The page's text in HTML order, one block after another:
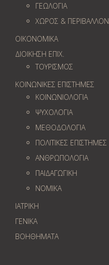
ΓΕΩΛOΓΙΑ
ΧΩΡΟΣ & ΠΕΡΙΒΑΛΛΟΝ
ΟΙΚΟΝΟΜΙΚΑ
ΔΙΟΙΚΗΣΗ ΕΠΙΧ.
ΤΟΥΡΙΣΜΟΣ
ΚΟΙΝΩΝΙΚΕΣ ΕΠΙΣΤΗΜΕΣ
ΚΟΙΝΩΝΙΟΛΟΓΙΑ
ΨΥΧΟΛΟΓΙΑ
ΜΕΘΟΔΟΛΟΓΙΑ
ΠΟΛΙΤΙΚΕΣ ΕΠΙΣΤΗΜΕΣ
ΑΝΘΡΩΠΟΛΟΓΙΑ
ΠΑΙΔΑΓΩΓΙΚΗ
ΝΟΜΙΚΑ
ΙΑΤΡΙΚΗ
ΓΕΝΙΚΑ
ΒΟΗΘΗΜΑΤΑ